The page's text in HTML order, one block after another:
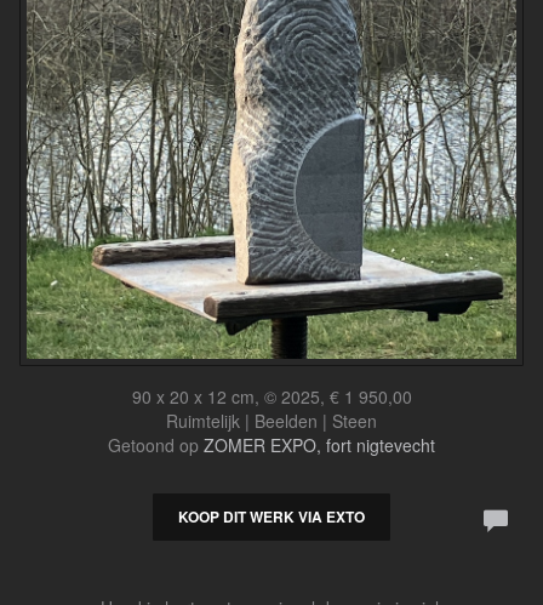
90 x 20 x 12 cm, © 2025, € 1 950,00
Ruimtelijk | Beelden | Steen
Getoond op ZOMER EXPO, fort nigtevecht
KOOP DIT WERK VIA EXTO